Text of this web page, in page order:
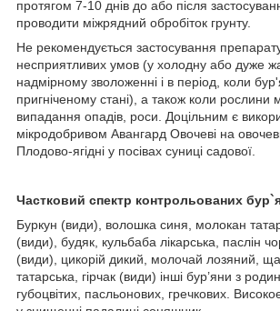
протягом 7-10 днів до або після
проводити міжрядний обробіток грунту.
Не рекомендується застосування
несприятливих умов (у холодну або дуже
надмірному зволоженні і в період, коли
пригніченому стані), а також коли рослини
випадання опадів, роси. Доцільним є
мікродобривом Авангард Овочеві на
Плодово-ягідні у посівах суниці садової.
Частковий спектр контрольованих
Буркун (види), волошка синя, молокан
(види), будяк, кульбаба лікарська, паслін
(види), цикорій дикий, молочай лозяний,
татарська, гірчак (види) інші бур’яни з
губоцвітих, пасльонових, гречкових.